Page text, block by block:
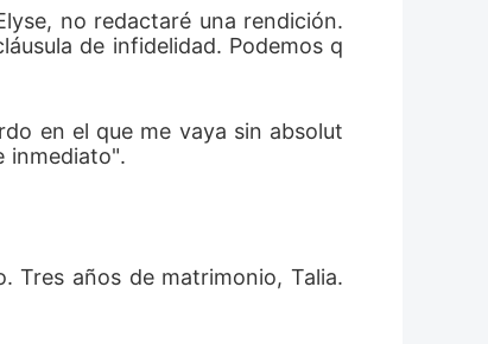
no redactaré una rendición.
de infidelidad. Podemos q
en el que me vaya sin absolut
inmediato".
Tres años de matrimonio, Talia.